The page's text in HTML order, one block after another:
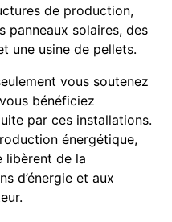
de production,
panneaux solaires, des
une usine de pellets.
vous soutenez
bénéficiez
par ces installations.
énergétique,
libèrent de la
d’énergie et aux